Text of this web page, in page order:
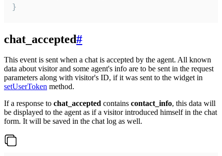
}
chat_accepted#
This event is sent when a chat is accepted by the agent. All known
data about visitor and some agent's info are to be sent in the request
parameters along with visitor's ID, if it was sent to the widget in
setUserToken method.
If a response to chat_accepted contains contact_info, this data will
be displayed to the agent as if a visitor introduced himself in the chat
form. It will be saved in the chat log as well.